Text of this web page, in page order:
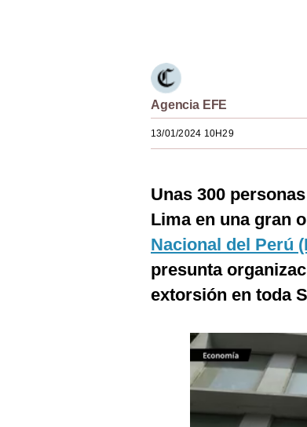
Agencia EFE
13/01/2024 10H29
Unas 300
Lima en una gran
Nacional del Perú
presunta
extorsión en toda